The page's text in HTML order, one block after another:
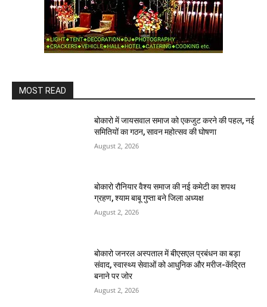
MOST READ
बोकारो में जायसवाल समाज को एकजुट करने की पहल, नई
समितियों का गठन, सावन महोत्सव की घोषणा
August 2, 2026
बोकारो रौनियार वैश्य समाज की नई कमेटी का शपथ
ग्रहण, श्याम बाबू गुप्ता बने जिला अध्यक्ष
August 2, 2026
बोकारो जनरल अस्पताल में बीएसएल प्रबंधन का बड़ा
संवाद, स्वास्थ्य सेवाओं को आधुनिक और मरीज-केंद्रित
बनाने पर जोर
August 2, 2026